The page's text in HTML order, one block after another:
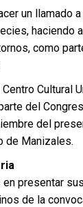
un llamado
haciendo
como
Cultural
del
del
de Manizales.
presentar
de la